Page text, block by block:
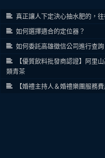
真正讓人下定決心抽水肥的，
如何選擇適合的定位器？
如何委託高雄徵信公司進行查
【優質飲料批發商認證】阿里
類青茶
【婚禮主持人＆婚禮樂團服務